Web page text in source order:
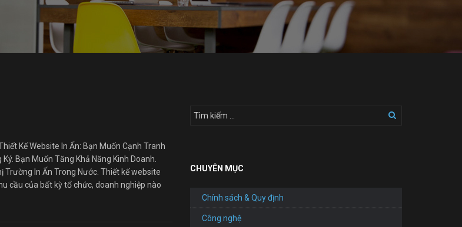
Kế Website In Ấn: Bạn Muốn Cạnh Tranh
Bạn Muốn Tăng Khả Năng Kinh Doanh.
Trường In Ấn Trong Nước. Thiết kế website
cầu của bất kỳ tổ chức, doanh nghiệp nào
CHUYÊN MỤC
Chính sách & Quy định
Công nghệ